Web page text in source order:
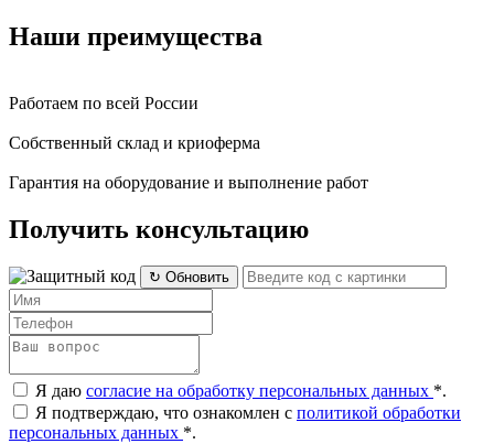
Наши преимущества
Работаем по всей России
Собственный склад и криоферма
Гарантия на оборудование и выполнение работ
Получить консультацию
↻ Обновить
Я даю согласие на обработку персональных данных *.
Я подтверждаю, что ознакомлен с политикой обработки
персональных данных *.